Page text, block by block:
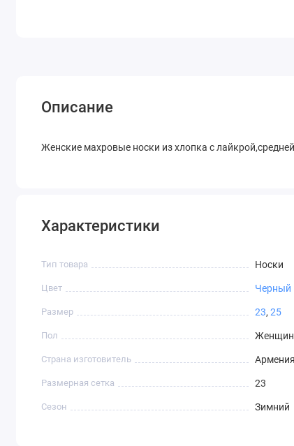
Описание
Женские махровые носки из хлопка с
Характеристики
Тип товара Носки
Цвет Черный
Размер 23, 25
Пол
Страна изготовитель Армения
Размерная сетка 23
Сезон Зимний